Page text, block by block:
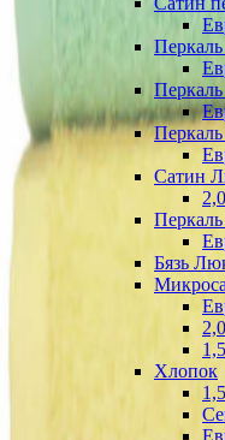
Сатин
Бязь
Хлопок